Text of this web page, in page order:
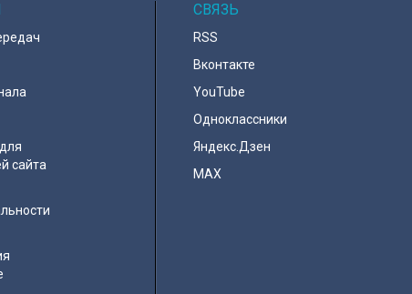
сайта
СВЯЗЬ
RSS
Вконтакте
YouTube
Одноклассники
Яндекс.Дзен
MAX